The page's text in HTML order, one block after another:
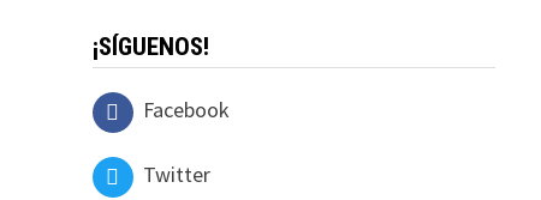
¡SÍGUENOS!
Facebook
Twitter